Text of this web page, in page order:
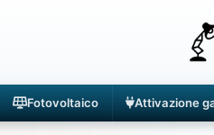
Fotovoltaico Attivazione